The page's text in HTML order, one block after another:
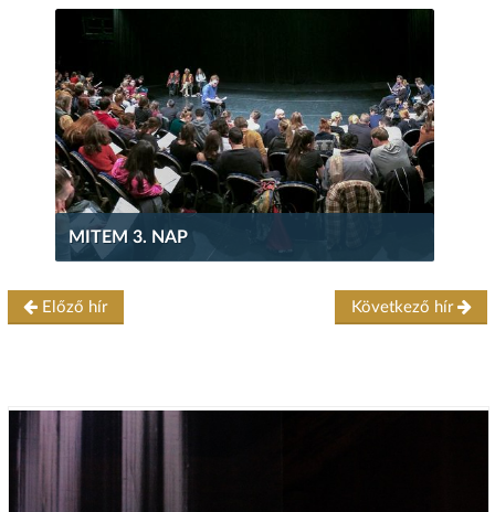
MITEM 3. NAP
Előző hír Következő hír